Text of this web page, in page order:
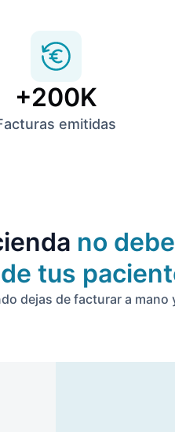
+200K
emitidas
no
tus
dejas de facturar a mano